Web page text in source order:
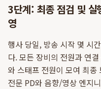
3단계: 최종 점검 및 실
영
행사 당일, 방송 시작 몇 시
다. 모든 장비의 전원과 연
와 스태프 전원이 모여 최종
전문 PD와 음향/영상 엔지